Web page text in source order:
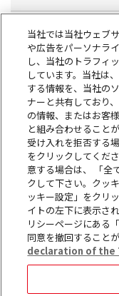
製品情報
サステナビリテ
株主・投資家情
採用情報
お問い合わせ
ニュース
当社では当社ウェブ
や広告をパーソナラ
し、当社のトラフィ
しています。当社は
する情報を、当社の
ナーと共有しており
の情報、またはお客
と組み合わせること
受け入れを拒否する
をクリックしてくだ
意する場合は、 「全
クして下さい。クッ
ッキー設定」をクリ
イトの左下に表示さ
リシーページにある
同意を撤回することが
declaration of the